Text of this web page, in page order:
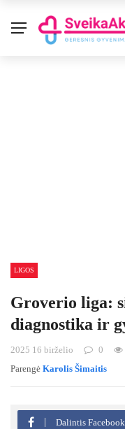
LIGOS
Groverio liga:
diagnostika ir
2025 16 birželio 0
Parengė Karolis Šimaitis
Dalintis